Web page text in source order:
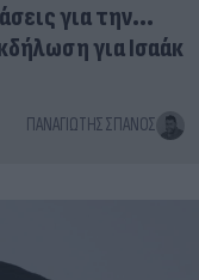
για την...
για Ισαάκ
ΠΑΝΑΓΙΏΤΗΣ ΣΠΑΝΌΣ